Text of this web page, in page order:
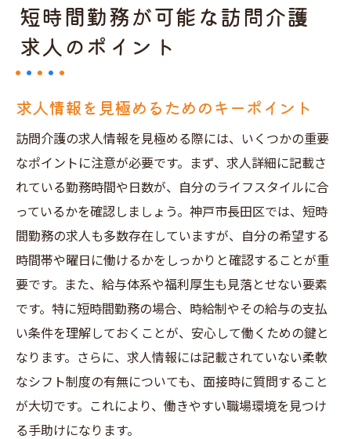
短時間勤務が可能な訪問介護
求人のポイント
求人情報を見極めるためのキーポイント
訪問介護の求人情報を見極める際には、いくつかの重要
なポイントに注意が必要です。まず、求人詳細に記載さ
れている勤務時間や日数が、自分のライフスタイルに合
っているかを確認しましょう。神戸市長田区では、短時
間勤務の求人も多数存在していますが、自分の希望する
時間帯や曜日に働けるかをしっかりと確認することが重
要です。また、給与体系や福利厚生も見落とせない要素
です。特に短時間勤務の場合、時給制やその給与の支払
い条件を理解しておくことが、安心して働くための鍵と
なります。さらに、求人情報には記載されていない柔軟
なシフト制度の有無についても、面接時に質問すること
が大切です。これにより、働きやすい職場環境を見つけ
る手助けになります。